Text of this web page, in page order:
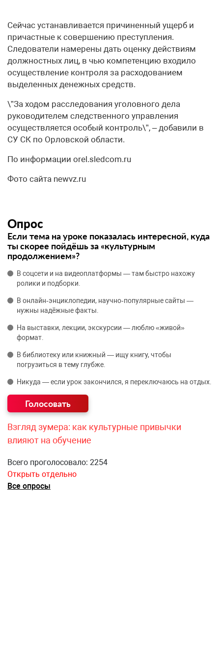
Сейчас устанавливается причиненный ущерб и
причастные к совершению преступления.
Следователи намерены дать оценку действиям
должностных лиц, в чью компетенцию входило
осуществление контроля за расходованием
выделенных денежных средств.
\”За ходом расследования уголовного дела
руководителем следственного управления
осуществляется особый контроль\”, – добавили в
СУ СК по Орловской области.
По информации orel.sledcom.ru
Фото сайта newvz.ru
Опрос
Если тема на уроке показалась интересной, куда
ты скорее пойдёшь за «культурным
продолжением»?
В соцсети и на видеоплатформы — там быстро нахожу
ролики и подборки.
В онлайн‑энциклопедии, научно‑популярные сайты —
нужны надёжные факты.
На выставки, лекции, экскурсии — люблю «живой»
формат.
В библиотеку или книжный — ищу книгу, чтобы
погрузиться в тему глубже.
Никуда — если урок закончился, я переключаюсь на отдых.
Взгляд зумера: как культурные привычки
влияют на обучение
Всего проголосовало: 2254
Открыть отдельно
Все опросы